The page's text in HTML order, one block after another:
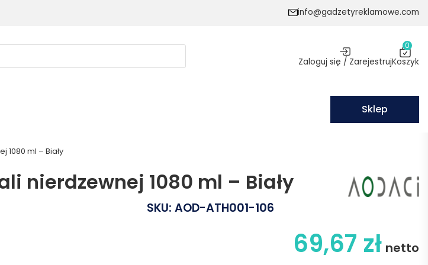
info@gadzetyreklamowe.com
Zaloguj się / Zarejestruj
0
Koszyk
Sklep
1080 ml – Biały
nierdzewnej 1080 ml – Biały
SKU:AOD-ATH001-106
69,67 zł netto